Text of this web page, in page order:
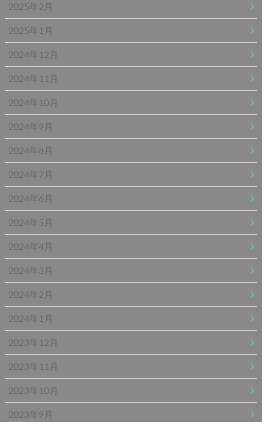
2025年2月
2025年1月
2024年12月
2024年11月
2024年10月
2024年9月
2024年8月
2024年7月
2024年6月
2024年5月
2024年4月
2024年3月
2024年2月
2024年1月
2023年12月
2023年11月
2023年10月
2023年9月